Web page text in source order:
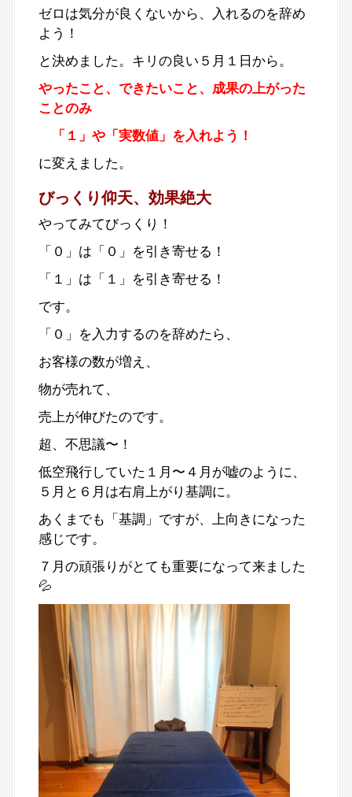
ゼロは気分が良くないから、入れるのを辞め
よう！
と決めました。キリの良い５月１日から。
やったこと、できたいこと、成果の上がった
ことのみ
「１」や「実数値」を入れよう！
に変えました。
びっくり仰天、効果絶大
やってみてびっくり！
「０」は「０」を引き寄せる！
「１」は「１」を引き寄せる！
です。
「０」を入力するのを辞めたら、
お客様の数が増え、
物が売れて、
売上が伸びたのです。
超、不思議〜！
低空飛行していた１月〜４月が嘘のように、
５月と６月は右肩上がり基調に。
あくまでも「基調」ですが、上向きになった
感じです。
７月の頑張りがとても重要になって来ました
💦